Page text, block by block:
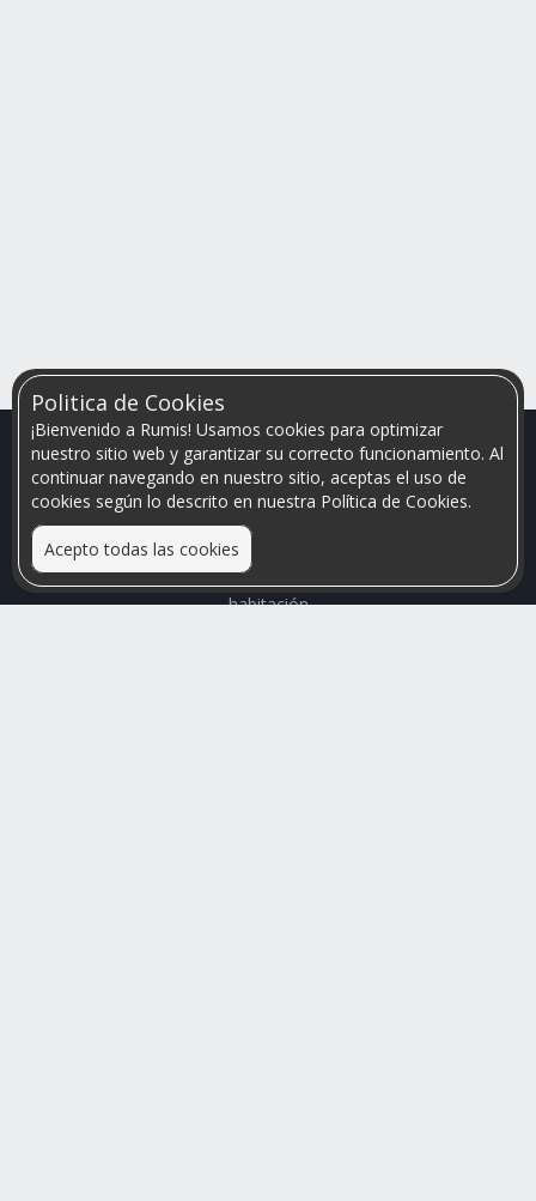
Politica de Cookies
¡Bienvenido a Rumis! Usamos cookies para optimizar
nuestro sitio web y garantizar su correcto funcionamiento. Al
continuar navegando en nuestro sitio, aceptas el uso de
cookies según lo descrito en nuestra Política de Cookies.
Acepto todas las cookies
Relacionamos personas que arriendan con las que buscan una
habitación